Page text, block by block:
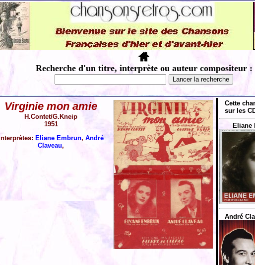
Recherche d'un titre, interprète ou auteur compositeur :
Virginie mon amie
H.Contet/G.Kneip
1951
Interprètes: Eliane Embrun, André
Claveau,
Cette
sur les
Eliane
André